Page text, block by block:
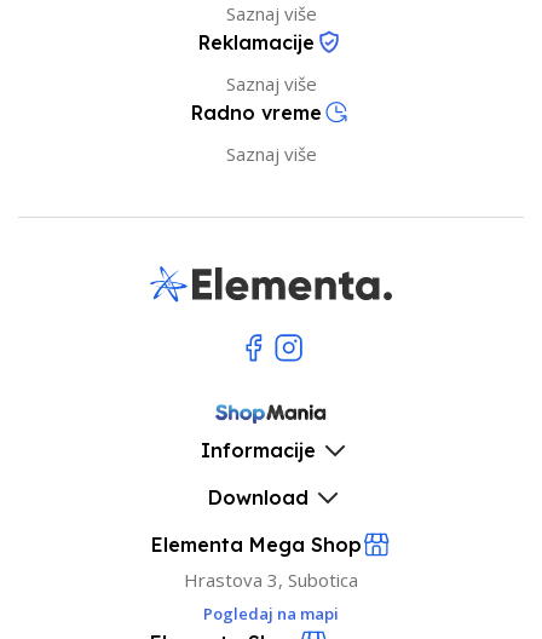
Saznaj više
Reklamacije
Saznaj više
Radno vreme
Saznaj više
Informacije
Download
Elementa Mega Shop
Hrastova 3, Subotica
Pogledaj na mapi